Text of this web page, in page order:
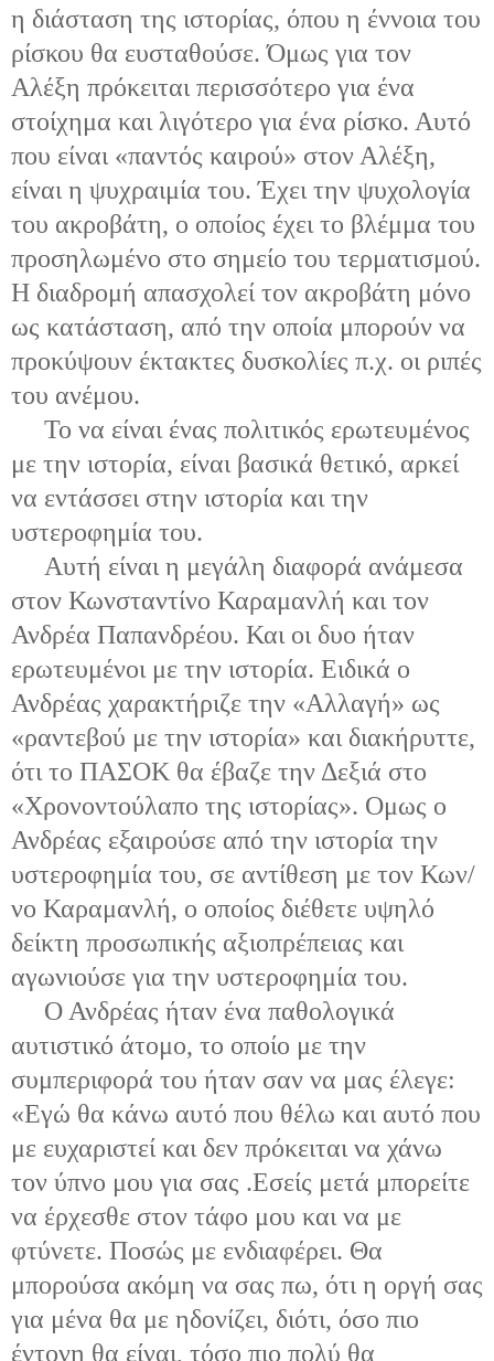
η διάσταση της ιστορίας, όπου η έννοια του
ρίσκου θα ευσταθούσε. Όμως για τον
Αλέξη πρόκειται περισσότερο για ένα
στοίχημα και λιγότερο για ένα ρίσκο. Αυτό
που είναι «παντός καιρού» στον Αλέξη,
είναι η ψυχραιμία του. Έχει την ψυχολογία
του ακροβάτη, ο οποίος έχει το βλέμμα του
προσηλωμένο στο σημείο του τερματισμού.
Η διαδρομή απασχολεί τον ακροβάτη μόνο
ως κατάσταση, από την οποία μπορούν να
προκύψουν έκτακτες δυσκολίες π.χ. οι ριπές
του ανέμου.
Το να είναι ένας πολιτικός ερωτευμένος
με την ιστορία, είναι βασικά θετικό, αρκεί
να εντάσσει στην ιστορία και την
υστεροφημία του.
Αυτή είναι η μεγάλη διαφορά ανάμεσα
στον Κωνσταντίνο Καραμανλή και τον
Ανδρέα Παπανδρέου. Και οι δυο ήταν
ερωτευμένοι με την ιστορία. Ειδικά ο
Ανδρέας χαρακτήριζε την «Αλλαγή» ως
«ραντεβού με την ιστορία» και διακήρυττε,
ότι το ΠΑΣΟΚ θα έβαζε την Δεξιά στο
«Χρονοντούλαπο της ιστορίας». Ομως ο
Ανδρέας εξαιρούσε από την ιστορία την
υστεροφημία του, σε αντίθεση με τον Κων/
νο Καραμανλή, ο οποίος διέθετε υψηλό
δείκτη προσωπικής αξιοπρέπειας και
αγωνιούσε για την υστεροφημία του.
Ο Ανδρέας ήταν ένα παθολογικά
αυτιστικό άτομο, το οποίο με την
συμπεριφορά του ήταν σαν να μας έλεγε:
«Εγώ θα κάνω αυτό που θέλω και αυτό που
με ευχαριστεί και δεν πρόκειται να χάνω
τον ύπνο μου για σας .Εσείς μετά μπορείτε
να έρχεσθε στον τάφο μου και να με
φτύνετε. Ποσώς με ενδιαφέρει. Θα
μπορούσα ακόμη να σας πω, ότι η οργή σας
για μένα θα με ηδονίζει, διότι, όσο πιο
έντονη θα είναι, τόσο πιο πολύ θα